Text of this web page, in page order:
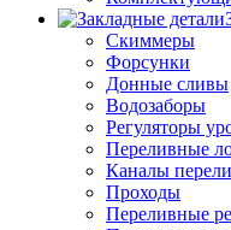
Скиммеры
Форсунки
Донные сливы
Водозаборы
Регуляторы
Переливные
Каналы
Проходы
Переливные